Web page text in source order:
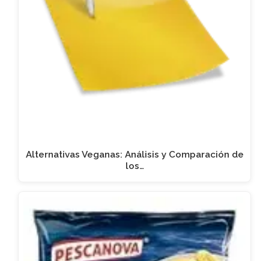
Alternativas Veganas: Análisis y Comparación de
los…